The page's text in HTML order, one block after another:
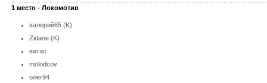
1 место - Локомотив
валерий65 (K)
Zidane (K)
витас
molodcov
олег94